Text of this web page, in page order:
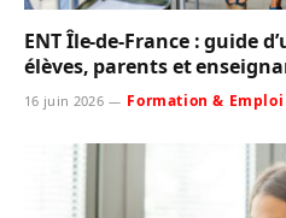
ENT Île-de-France : guide
élèves, parents et
16 juin 2026 Formation & Emploi